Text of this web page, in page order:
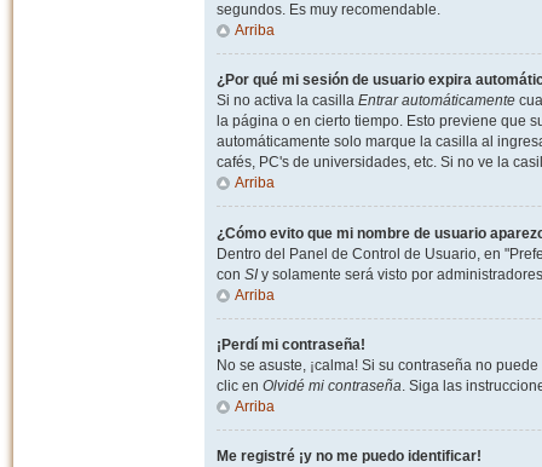
segundos. Es muy recomendable.
Arriba
¿Por qué mi sesión de usuario expira
Si no activa la casilla Entrar automáticamente
la página o en cierto tiempo. Esto previene que
automáticamente solo marque la casilla al
cafés, PC's de universidades, etc. Si no ve la
Arriba
¿Cómo evito que mi nombre de usuario
Dentro del Panel de Control de Usuario, en
con SIy solamente será visto por
Arriba
¡Perdí mi contraseña!
No se asuste, ¡calma! Si su contraseña no
clic en Olvidé mi contraseña. Siga las
Arriba
Me registré ¡y no me puedo identificar!